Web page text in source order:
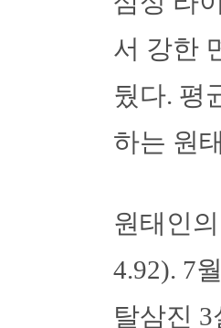
서 강한
뒀다. 평
하는 원
원태인
4.92). 7
탈삼진